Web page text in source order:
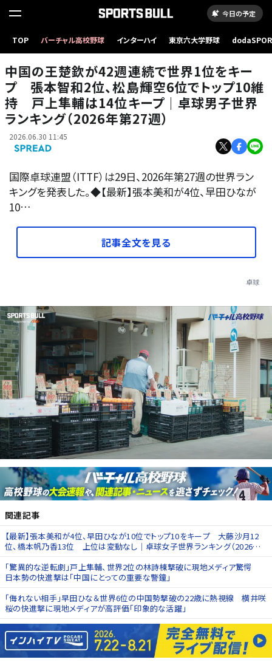
今日の予定
TOP バーチャル高校野球 インターハイ 東京六大学野球
中国の王楚欽が42週連続で世界1位をキー
プ 張本智和2位、松島輝空6位でトップ10維
持 戸上隼輔は14位キープ｜卓球男子世界
ランキング（2026年第27週）
2026.06.30 11:45
国際卓球連盟（ITTF）は29日、2026年第27週の世界ラン
キングを発表した。◆【最新】張本美和が4位、早田ひなが
10…
記事全文を見る
卓球
関連記事
【最新】張本美和が4位、早田ひなが10位でトップ10をキープ 大藤沙月12
位、橋本帆乃香13位 上位は変動なし｜卓球女子世界ランキング（2026年
「驚異的な逆転劇」戸上隼輔、世界2位の林詩棟撃破に現地メディア驚愕
日本勢の快進撃は「中国にとっての重要な警鐘」
「侮れない相手」早田ひな＆世界6位の中国勢撃破の22歳に熱視線 横井咲
桜の快進撃に現地メディアが高評価「印象的な活躍」